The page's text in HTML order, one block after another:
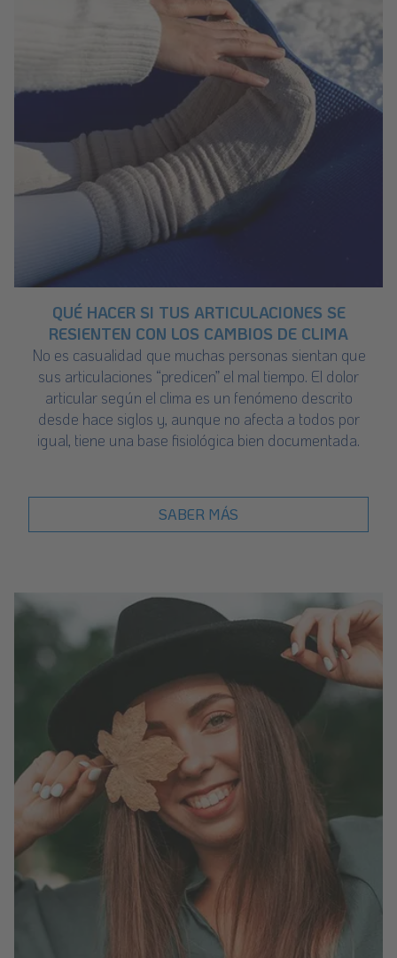
QUÉ HACER SI TUS ARTICULACIONES SE
RESIENTEN CON LOS CAMBIOS DE CLIMA
No es casualidad que muchas personas sientan que
sus articulaciones “predicen” el mal tiempo. El dolor
articular según el clima es un fenómeno descrito
desde hace siglos y, aunque no afecta a todos por
igual, tiene una base fisiológica bien documentada.
SABER MÁS